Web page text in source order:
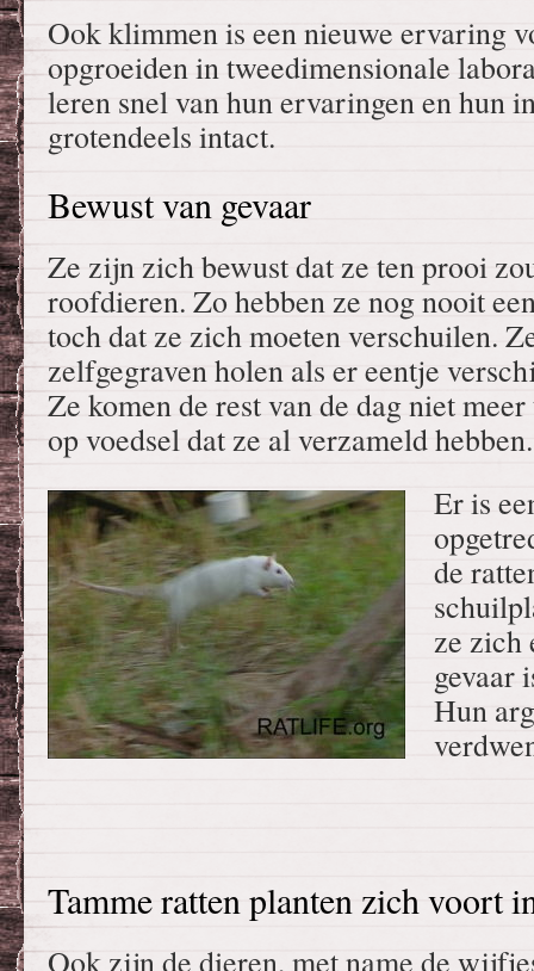
Ook klimmen is een nieuwe ervaring
opgroeiden in tweedimensionale
leren snel van hun ervaringen en hun
grotendeels intact.
Bewust van gevaar
Ze zijn zich bewust dat ze ten prooi
roofdieren. Zo hebben ze nog nooit
toch dat ze zich moeten verschuilen.
zelfgegraven holen als er eentje
Ze komen de rest van de dag niet
op voedsel dat ze al verzameld hebben.
Er is
de
ze zich
gevaar
Hun
Tamme ratten planten zich voort
Ook zijn de dieren, met name de